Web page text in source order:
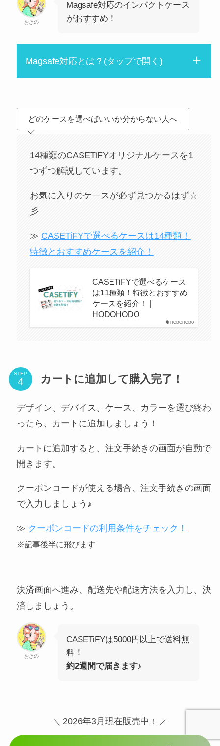
おきの
Magsafe対応のインパクトケース
がおすすめ！
Magsafe対応とは？(タップで開く)
どのケースを選べばいいか分からない人へ
14種類のCASETiFYオリジナルケースを1
つずつ解説しています。
お気に入りのケースが必ず見つかるはず☆
彡
≫ CASETiFYで選べるケースは14種類！
特徴とおすすめケースを紹介！
HODOHODO
CASETiFYで選べるケース
は11種類！特徴とおすすめ
ケースを紹介！ |
HODOHODO
STEP カートに追加して購入完了！
デザイン、デバイス、ケース、カラーを選び終わ
ったら、カートに追加しましょう！
カートに追加すると、注文手続きの画面が自動で
開きます。
クーポンコードが使える場合、注文手続きの画面
で入力しましょう♪
≫ クーポンコードの利用条件をチェック！
※記事後半に飛びます
決済画面へ進み、配送先や配送方法を入力し、決
済しましょう。
おきの
CASETiFYは5000円以上で送料無
料！
約2週間で届きます♪
＼ 2026年3月現在販売中 ！ ／